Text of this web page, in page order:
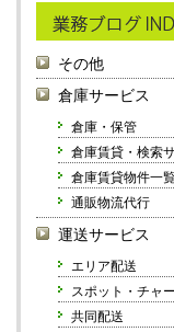
その他
倉庫サービス
倉庫・保管
倉庫賃貸・検索
倉庫賃貸物件一
通販物流代行
運送サービス
エリア配送
スポット・チャ
共同配送